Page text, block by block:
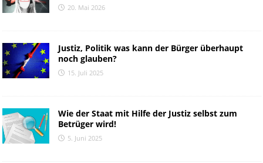
20. Mai 2026
Justiz, Politik was kann der Bürger überhaupt
noch glauben?
15. Juli 2025
Wie der Staat mit Hilfe der Justiz selbst zum
Betrüger wird!
5. Juni 2025